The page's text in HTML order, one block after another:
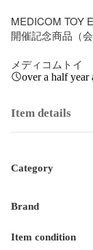
MEDICOM TOY
開催記念商品（
メディコムトイ
over a half year
Item details
Category
Brand
Item condition